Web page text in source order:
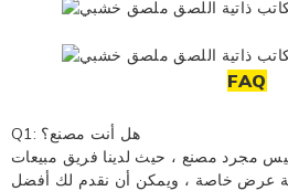
FAQ
Q1: هل أنت مصنع؟
مجرد مصنع ، حيث لدينا فريق مبيعات
عرض خاصة ، ويمكن أن نقدم لك أفضل